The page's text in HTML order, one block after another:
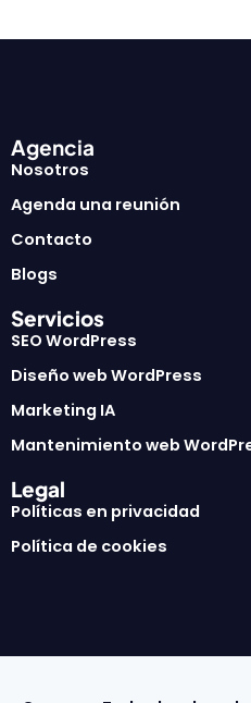
Agencia
Nosotros
Agenda una reunión
Contacto
Blogs
Servicios
SEO WordPress
Diseño web WordPress
Marketing IA
Mantenimiento web
Legal
Políticas en privacidad
Política de cookies